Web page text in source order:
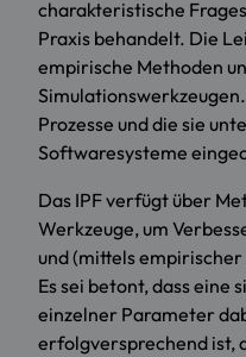
charakteristische
Praxis behandelt. Die
empirische Methoden
Prozesse und die sie
Softwaresysteme
Das IPF verfügt über
Werkzeuge, um
und (mittels
Es sei betont, dass eine
einzelner Parameter
erfolgversprechend ist,